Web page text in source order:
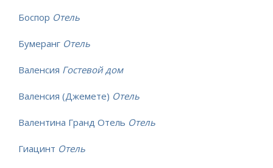
Боспор Отель
Бумеранг Отель
Валенсия Гостевой дом
Валенсия (Джемете) Отель
Валентина Гранд Отель Отель
Гиацинт Отель